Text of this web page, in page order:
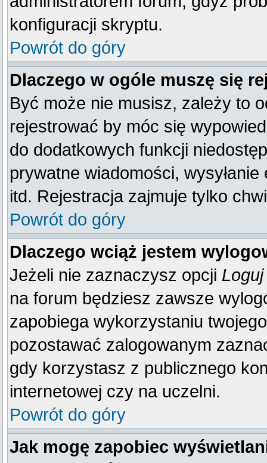
konfiguracji skryptu.
Powrót do góry
Dlaczego w ogóle muszę się
Być może nie musisz, zależy to
rejestrować by móc się
do dodatkowych funkcji
prywatne wiadomości,
itd. Rejestracja zajmuje tylko
Powrót do góry
Dlaczego wciąż jestem
Jeżeli nie zaznaczysz opcji
na forum będziesz zawsze
zapobiega wykorzystaniu
pozostawać zalogowanym
gdy korzystasz z publicznego
internetowej czy na uczelni.
Powrót do góry
Jak mogę zapobiec